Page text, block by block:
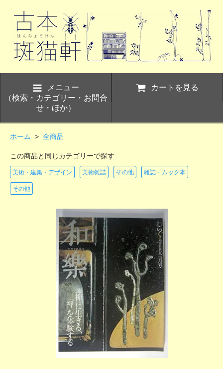
メニュー
（検索・カテゴリー・お問合
せ・ほか）
カートを見る
ホーム > 全商品
この商品と同じカテゴリーで探す
美術・建築・デザイン 美術雑誌 その他 雑誌・ムック本
その他